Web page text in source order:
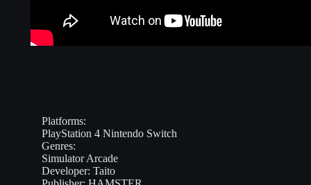
Platforms:
PlayStation 4 Nintendo Switch
Genres:
SimulatorArcade
Developer: Taito